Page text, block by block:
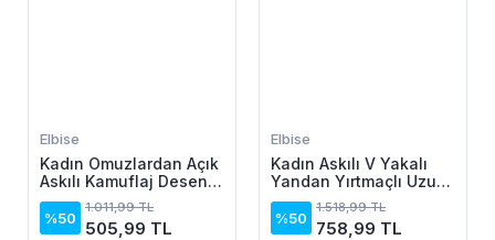
Elbise
Kadın Omuzlardan Açık
Askılı Kamuflaj Desenli
Kısa Süprem Elbise
%50
1.011,99 TL
505,99 TL
Elbise
Kadın Askılı V Yakalı
Yandan Yırtmaçlı Uzun
Viskon Elbise
%50
1.518,99 TL
758,99 TL